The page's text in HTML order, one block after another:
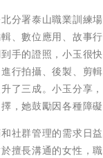
分署泰山職業訓練
、數位應用、故事
手的證照，小玉很
行拍攝、後製、剪
了三成。小玉分享
，她鼓勵因各種障
社群管理的需求日
擅長溝通的女性，